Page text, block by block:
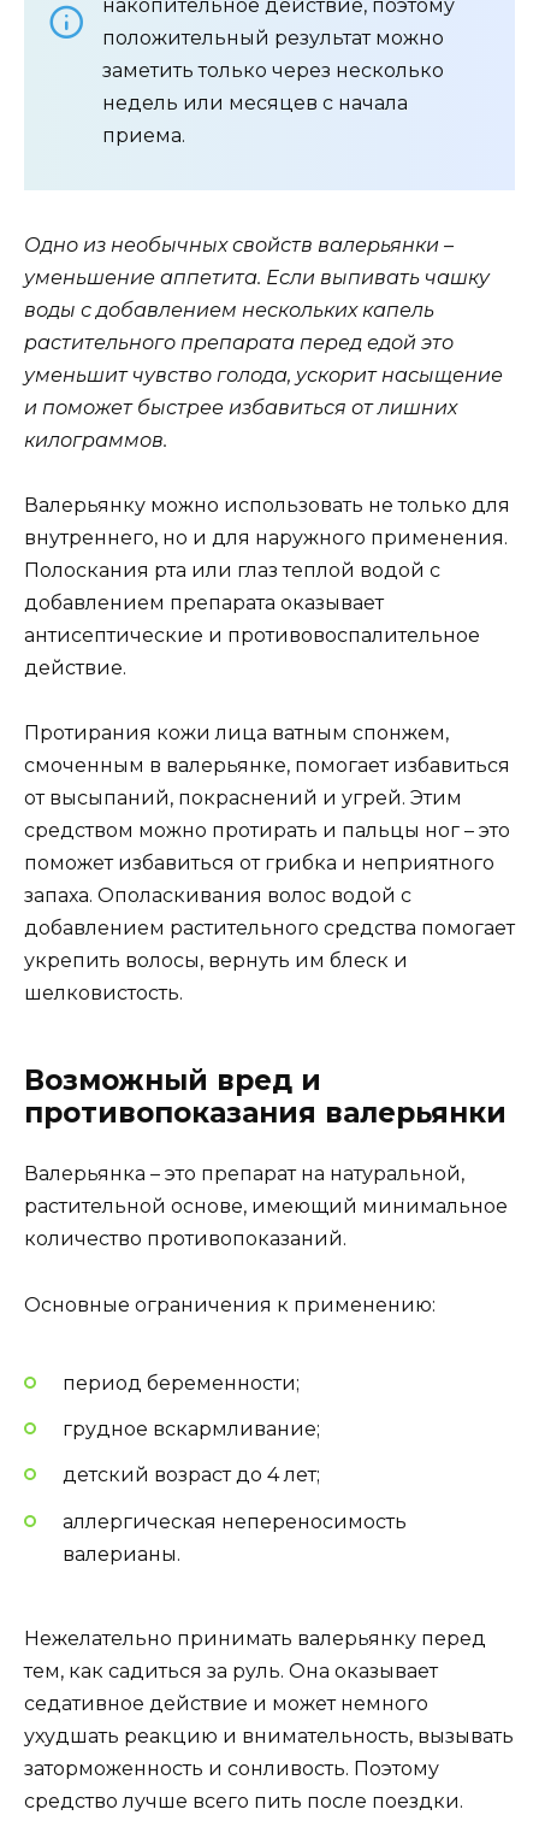
накопительное действие, поэтому
положительный результат можно
заметить только через несколько
недель или месяцев с начала
приема.
Одно из необычных свойств валерьянки –
уменьшение аппетита. Если выпивать чашку
воды с добавлением нескольких капель
растительного препарата перед едой это
уменьшит чувство голода, ускорит насыщение
и поможет быстрее избавиться от лишних
килограммов.
Валерьянку можно использовать не только для
внутреннего, но и для наружного применения.
Полоскания рта или глаз теплой водой с
добавлением препарата оказывает
антисептические и противовоспалительное
действие.
Протирания кожи лица ватным спонжем,
смоченным в валерьянке, помогает избавиться
от высыпаний, покраснений и угрей. Этим
средством можно протирать и пальцы ног – это
поможет избавиться от грибка и неприятного
запаха. Ополаскивания волос водой с
добавлением растительного средства помогает
укрепить волосы, вернуть им блеск и
шелковистость.
Возможный вред и
противопоказания валерьянки
Валерьянка – это препарат на натуральной,
растительной основе, имеющий минимальное
количество противопоказаний.
Основные ограничения к применению:
период беременности;
грудное вскармливание;
детский возраст до 4 лет;
аллергическая непереносимость
валерианы.
Нежелательно принимать валерьянку перед
тем, как садиться за руль. Она оказывает
седативное действие и может немного
ухудшать реакцию и внимательность, вызывать
заторможенность и сонливость. Поэтому
средство лучше всего пить после поездки.